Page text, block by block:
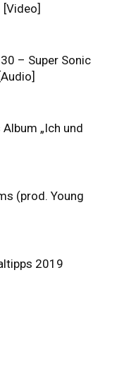
– Super Sonic
„Ich und
(prod. Young
2019